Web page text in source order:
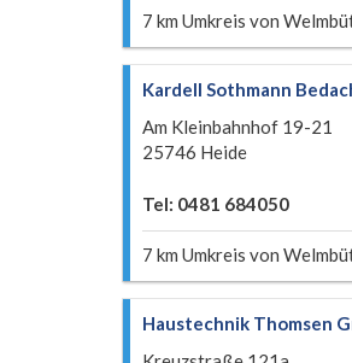
7 km Umkreis von
Kardell Sothmann
Am Kleinbahnhof 19-21
25746 Heide
Tel: 0481 684050
7 km Umkreis von
Haustechnik Thomsen